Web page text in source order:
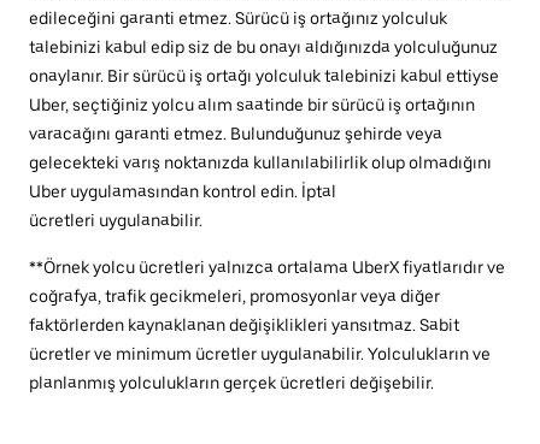
edileceğini garanti etmez. Sürücü iş ortağınız yolculuk
talebinizi kabul edip siz de bu onayı aldığınızda yolculuğunuz
onaylanır. Bir sürücü iş ortağı yolculuk talebinizi kabul ettiyse
Uber, seçtiğiniz yolcu alım saatinde bir sürücü iş ortağının
varacağını garanti etmez. Bulunduğunuz şehirde veya
gelecekteki varış noktanızda kullanılabilirlik olup olmadığını
Uber uygulamasından kontrol edin. İptal
ücretleri uygulanabilir.
**Örnek yolcu ücretleri yalnızca ortalama UberX fiyatlarıdır ve
coğrafya, trafik gecikmeleri, promosyonlar veya diğer
faktörlerden kaynaklanan değişiklikleri yansıtmaz. Sabit
ücretler ve minimum ücretler uygulanabilir. Yolculukların ve
planlanmış yolculukların gerçek ücretleri değişebilir.